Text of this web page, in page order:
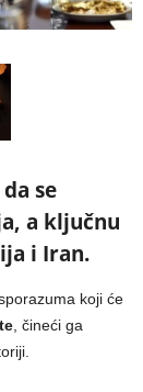
se
a ključnu
i Iran.
koji će
, čineći ga